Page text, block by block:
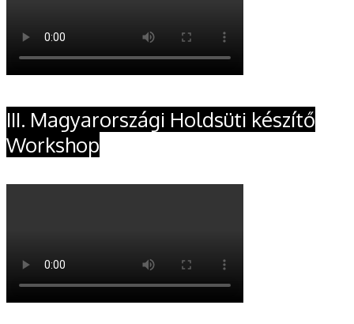
III. Magyarországi Holdsüti készítő
Workshop